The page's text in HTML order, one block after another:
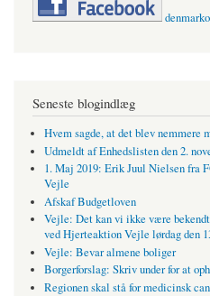
Seneste blogindlæg
Hvem sagde, at det blev nemmere
Udmeldt af Enhedslisten den 2.
1. Maj 2019: Erik Juul Nielsen fra
Vejle
Afskaf Budgetloven
Vejle: Det kan vi ikke være
ved Hjerteaktion Vejle lørdag den
Vejle: Bevar almene boliger
Borgerforslag: Skriv under for at
Regionen skal stå for medicinsk